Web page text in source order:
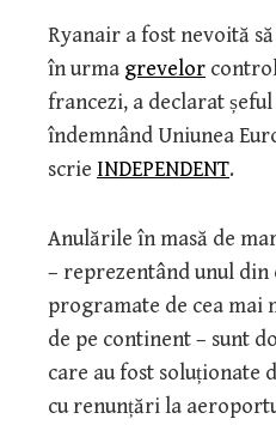
Ryanair a fost nevoită
în urma grevelor
francezi, a declarat
îndemnând Uniunea
scrie INDEPENDENT.
Anulările în masă de
– reprezentând unul
programate de cea mai
de pe continent – sunt
care au fost soluționate
cu renunțări la